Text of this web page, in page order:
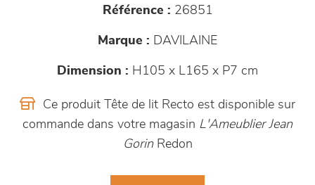
Référence : 26851
Marque : DAVILAINE
Dimension : H105 x L165 x P7 cm
Ce produit Tête de lit Recto est disponible sur
commande dans votre magasin L'Ameublier Jean
GorinRedon